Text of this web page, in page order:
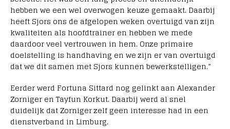
hebben we een wel overwogen keuze gemaakt. Daarbij
heeft Sjors ons de afgelopen weken overtuigd van zijn
kwaliteiten als hoofdtrainer en hebben we mede
daardoor veel vertrouwen in hem. Onze primaire
doelstelling is handhaving en we zijn er van overtuigd
dat we dit samen met Sjors kunnen bewerkstelligen.”
Eerder werd Fortuna Sittard nog gelinkt aan Alexander
Zorniger en Tayfun Korkut. Daarbij werd al snel
duidelijk dat Zorniger zelf geen interesse had in een
dienstverband in Limburg.